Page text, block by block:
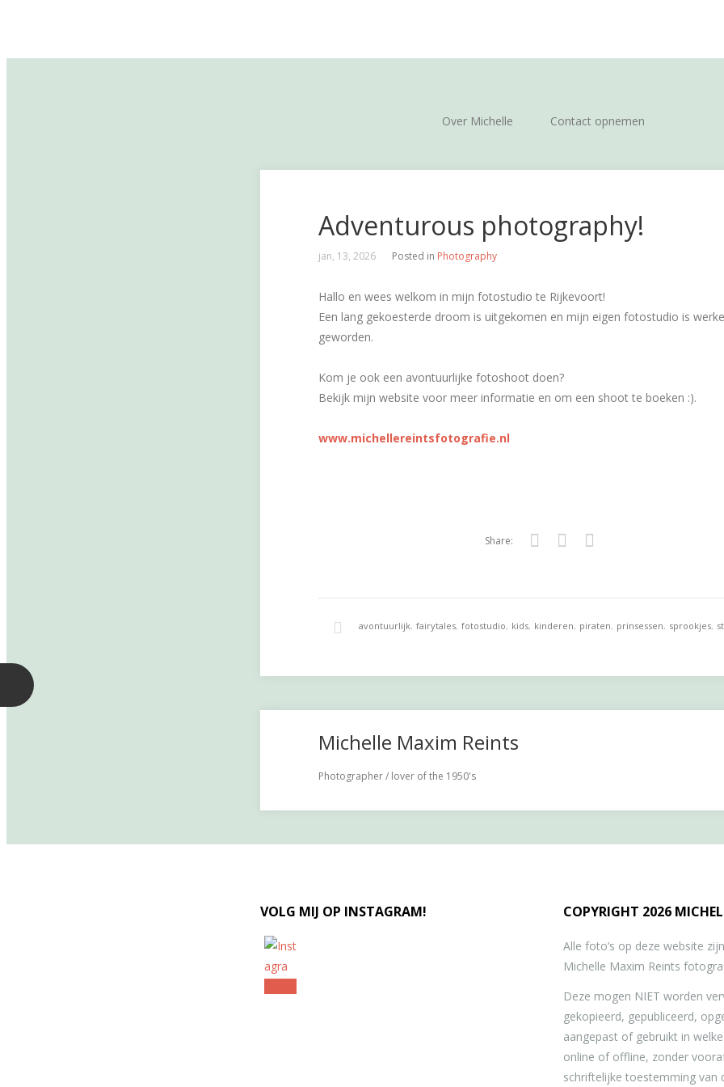
Over Michelle Contact opnemen
Adventurous photography!
jan, 13, 2026 Posted in Photography
Hallo en wees welkom in mijn fotostudio te Rijkevoort!
Een lang gekoesterde droom is uitgekomen en mijn eigen fotostudio is
geworden.
Kom je ook een avontuurlijke fotoshoot doen?
Bekijk mijn website voor meer informatie en om een shoot te boeken :).
www.michellereintsfotografie.nl
Share:
avontuurlijk, fairytales, fotostudio, kids, kinderen, piraten, prinsessen, sprookjes,
Michelle Maxim Reints
Photographer / lover of the 1950's
VOLG MIJ OP INSTAGRAM! COPYRIGHT 2026
Alle foto’s op deze website
Michelle Maxim Reints
Deze mogen NIET worden
gekopieerd, gepubliceerd,
aangepast of gebruikt in
online of offline, zonder
schriftelijke toestemming van